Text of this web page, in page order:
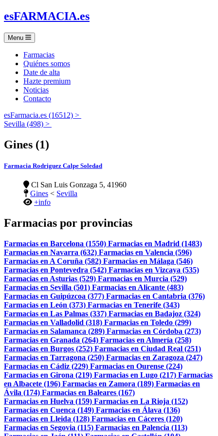
esFARMACIA.es
Menu
Farmacias
Quiénes somos
Date de alta
Hazte premium
Noticias
Contacto
esFarmacia.es (16512) >
Sevilla (498) >
Gines (1)
Farmacia Rodriguez Calpe Soledad
Cl San Luis Gonzaga 5, 41960
Gines < Sevilla
+info
Farmacias por provincias
Farmacias en Barcelona (1550) Farmacias en Madrid (1483)
Farmacias en Navarra (632) Farmacias en Valencia (596)
Farmacias en A Coruña (582) Farmacias en Málaga (546)
Farmacias en Pontevedra (542) Farmacias en Vizcaya (535)
Farmacias en Asturias (529) Farmacias en Murcia (529)
Farmacias en Sevilla (501) Farmacias en Alicante (483)
Farmacias en Guipúzcoa (377) Farmacias en Cantabria (376)
Farmacias en León (373) Farmacias en Tenerife (343)
Farmacias en Las Palmas (337) Farmacias en Badajoz (324)
Farmacias en Valladolid (318) Farmacias en Toledo (299)
Farmacias en Salamanca (289) Farmacias en Córdoba (273)
Farmacias en Granada (264) Farmacias en Almería (258)
Farmacias en Burgos (252) Farmacias en Ciudad Real (251)
Farmacias en Tarragona (250) Farmacias en Zaragoza (247)
Farmacias en Cádiz (229) Farmacias en Ourense (224)
Farmacias en Girona (219) Farmacias en Lugo (217) Farmacias
en Albacete (196) Farmacias en Zamora (189) Farmacias en
Ávila (174) Farmacias en Baleares (167)
Farmacias en Huelva (159) Farmacias en La Rioja (152)
Farmacias en Cuenca (149) Farmacias en Álava (136)
Farmacias en Lleida (128) Farmacias en Cáceres (120)
Farmacias en Segovia (115) Farmacias en Palencia (113)